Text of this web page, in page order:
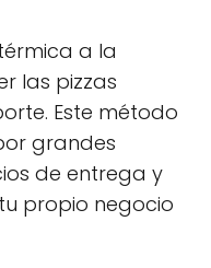
a la
las pizzas
Este método
grandes
de entrega y
propio negocio